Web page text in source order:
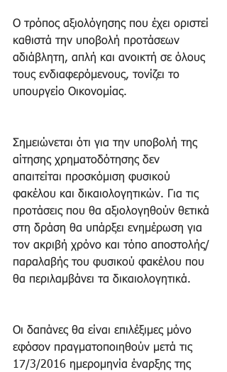
Ο τρόπος αξιολόγησης που έχει οριστεί
καθιστά την υποβολή προτάσεων
αδιάβλητη, απλή και ανοικτή σε όλους
τους ενδιαφερόμενους, τονίζει το
υπουργείο Οικονομίας.
Σημειώνεται ότι για την υποβολή της
αίτησης χρηματοδότησης δεν
απαιτείται προσκόμιση φυσικού
φακέλου και δικαιολογητικών. Για τις
προτάσεις που θα αξιολογηθούν θετικά
στη δράση θα υπάρξει ενημέρωση για
τον ακριβή χρόνο και τόπο αποστολής/
παραλαβής του φυσικού φακέλου που
θα περιλαμβάνει τα δικαιολογητικά.
Οι δαπάνες θα είναι επιλέξιμες μόνο
εφόσον πραγματοποιηθούν μετά τις
17/3/2016 ημερομηνία έναρξης της